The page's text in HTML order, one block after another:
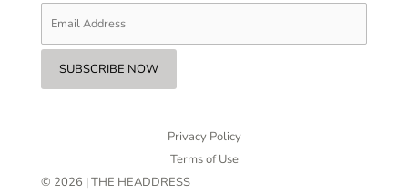
Privacy Policy
Terms of Use
© 2026 | THE HEADDRESS